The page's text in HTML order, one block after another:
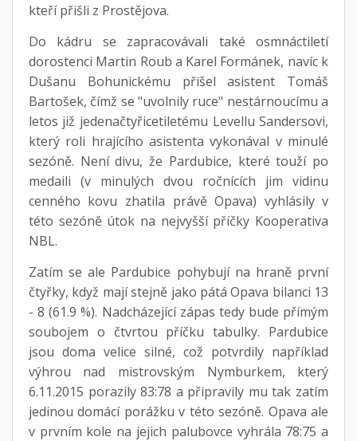
kteří přišli z Prostějova.
Do kádru se zapracovávali také osmnáctiletí
dorostenci Martin Roub a Karel Formánek, navíc k
Dušanu Bohunickému přišel asistent Tomáš
Bartošek, čímž se "uvolnily ruce" nestárnoucímu a
letos již jedenačtyřicetiletému Levellu Sandersovi,
který roli hrajícího asistenta vykonával v minulé
sezóně. Není divu, že Pardubice, které touží po
medaili (v minulých dvou ročnících jim vidinu
cenného kovu zhatila právě Opava) vyhlásily v
této sezóně útok na nejvyšší příčky Kooperativa
NBL.
Zatím se ale Pardubice pohybují na hraně první
čtyřky, když mají stejně jako pátá Opava bilanci 13
- 8 (61.9 %). Nadcházející zápas tedy bude přímým
soubojem o čtvrtou příčku tabulky. Pardubice
jsou doma velice silné, což potvrdily například
výhrou nad mistrovským Nymburkem, který
6.11.2015 porazily 83:78 a připravily mu tak zatím
jedinou domácí porážku v této sezóně. Opava ale
v prvním kole na jejich palubovce vyhrála 78:75 a